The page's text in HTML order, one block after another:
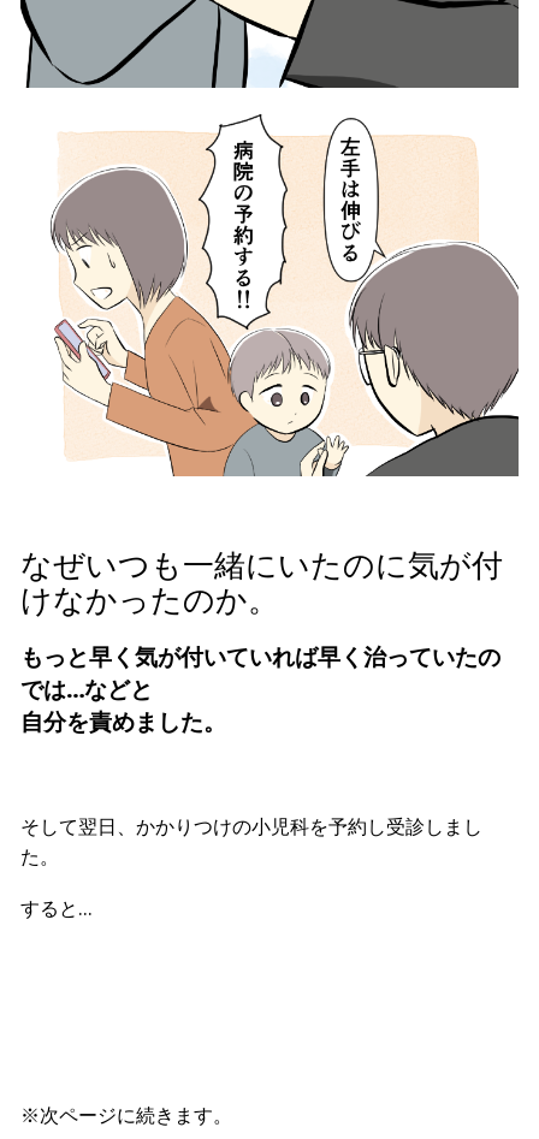
なぜいつも一緒にいたのに気が付
けなかったのか。
もっと早く気が付いていれば早く治っていたの
では…などと
自分を責めました。
そして翌日、かかりつけの小児科を予約し受診しまし
た。
すると…
※次ページに続きます。